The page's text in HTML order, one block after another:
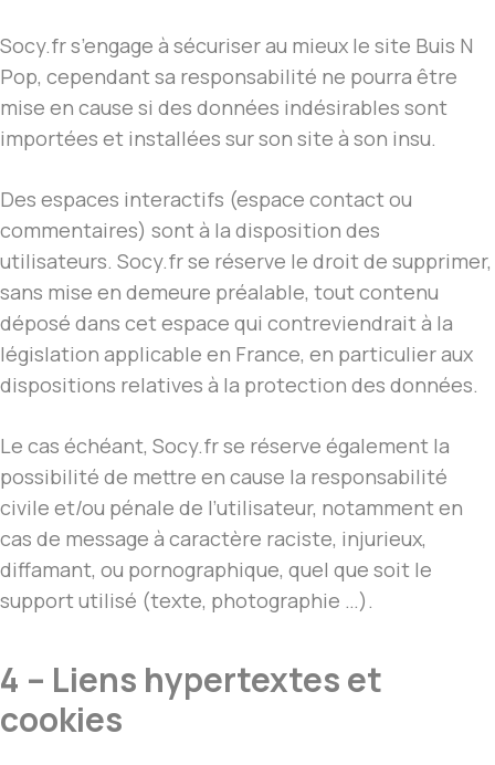
Socy.fr s’engage à sécuriser au mieux le site Buis N
Pop, cependant sa responsabilité ne pourra être
mise en cause si des données indésirables sont
importées et installées sur son site à son insu.
Des espaces interactifs (espace contact ou
commentaires) sont à la disposition des
utilisateurs. Socy.fr se réserve le droit de supprimer,
sans mise en demeure préalable, tout contenu
déposé dans cet espace qui contreviendrait à la
législation applicable en France, en particulier aux
dispositions relatives à la protection des données.
Le cas échéant, Socy.fr se réserve également la
possibilité de mettre en cause la responsabilité
civile et/ou pénale de l’utilisateur, notamment en
cas de message à caractère raciste, injurieux,
diffamant, ou pornographique, quel que soit le
support utilisé (texte, photographie …).
4 – Liens hypertextes et
cookies